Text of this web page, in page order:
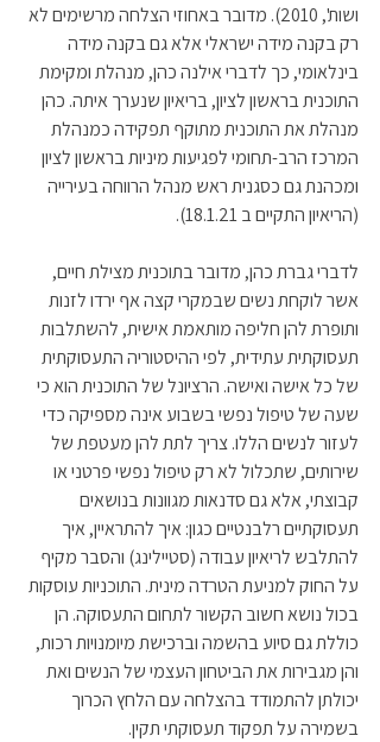
ושות', 2010). מדובר באחוזי הצלחה מרשימים לא
רק בקנה מידה ישראלי אלא גם בקנה מידה
בינלאומי, כך לדברי אילנה כהן, מנהלת ומקימת
התוכנית בראשון לציון, בריאיון שנערך איתה. כהן
מנהלת את התוכנית מתוקף תפקידה כמנהלת
המרכז הרב-תחומי לפגיעות מיניות בראשון לציון
ומכהנת גם כסגנית ראש מנהל הרווחה בעירייה
(הריאיון התקיים ב 18.1.21).
לדברי גברת כהן, מדובר בתוכנית מצילת חיים,
אשר לוקחת נשים שבמקרי קצה אף ירדו לזנות
ותופרת להן חליפה מותאמת אישית, להשתלבות
תעסוקתית עתידית, לפי ההיסטוריה התעסוקתית
של כל אישה ואישה. הרציונל של התוכנית הוא כי
שעה של טיפול נפשי בשבוע אינה מספיקה כדי
לעזור לנשים הללו. צריך לתת להן מעטפת של
שירותים, שתכלול לא רק טיפול נפשי פרטני או
קבוצתי, אלא גם סדנאות מגוונות בנושאים
תעסוקתיים רלבנטיים כגון: איך להתראיין, איך
להתלבש לריאיון עבודה (סטיילינג) והסבר מקיף
על החוק למניעת הטרדה מינית. התוכניות עוסקות
בכול נושא חשוב הקשור לתחום התעסוקה. הן
כוללת גם סיוע בהשמה וברכישת מיומנויות רכות,
והן מגבירות את הביטחון העצמי של הנשים ואת
יכולתן להתמודד בהצלחה עם הלחץ הכרוך
בשמירה על תפקוד תעסוקתי תקין.